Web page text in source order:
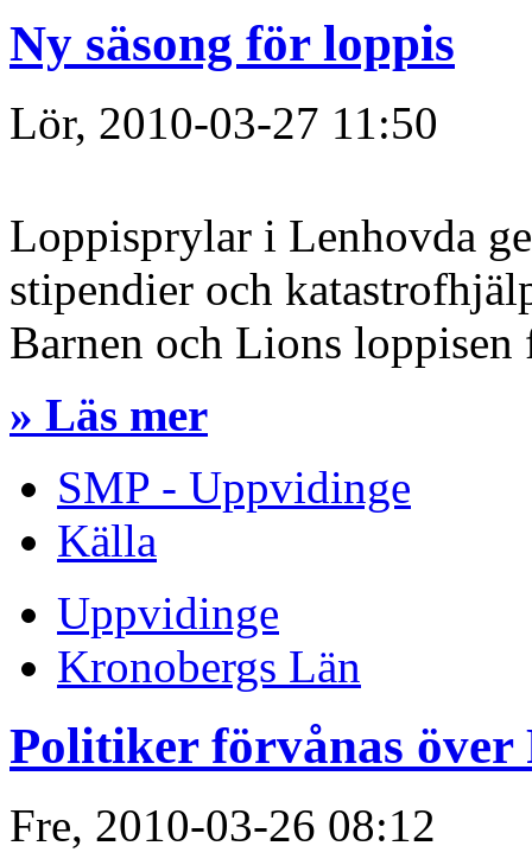
Ny säsong för loppis
Lör, 2010-03-27 11:50
Loppisprylar i Lenhovda
stipendier och
Barnen och Lions loppisen
» Läs mer
SMP - Uppvidinge
Källa
Uppvidinge
Kronobergs Län
Politiker förvånas
Fre, 2010-03-26 08:12